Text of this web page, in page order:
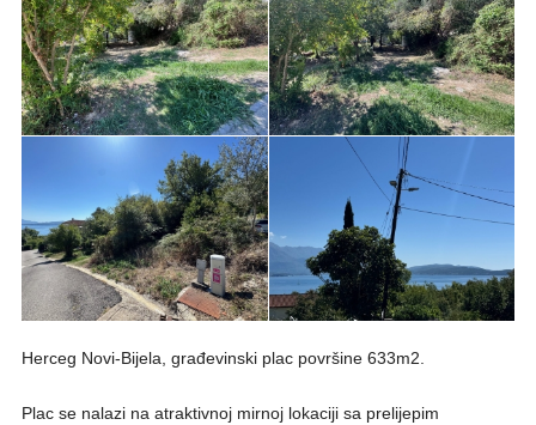
Herceg Novi-Bijela, građevinski plac površine 633m2.
Plac se nalazi na atraktivnoj mirnoj lokaciji sa prelijepim